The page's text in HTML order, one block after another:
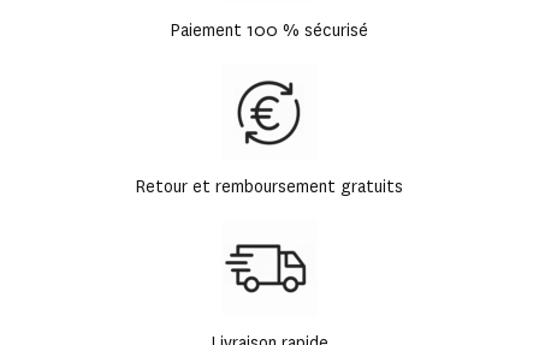
Paiement 100 % sécurisé
Retour et remboursement gratuits